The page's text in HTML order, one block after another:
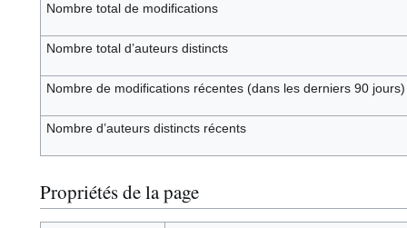
Nombre total de modifications
Nombre total d’auteurs distincts
Nombre de modifications récentes (dans les derniers 90 jours)
Nombre d’auteurs distincts récents
Propriétés de la page